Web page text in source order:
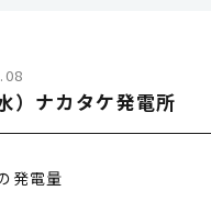
）ナカタケ発電所
発電量